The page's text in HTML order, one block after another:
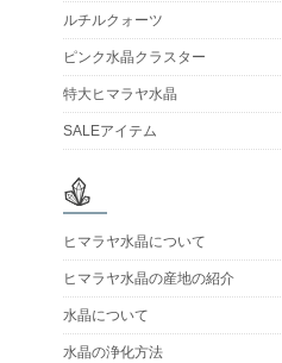
ルチルクォーツ
ピンク水晶クラスター
特大ヒマラヤ水晶
SALEアイテム
ヒマラヤ水晶について
ヒマラヤ水晶の産地の紹介
水晶について
水晶の浄化方法